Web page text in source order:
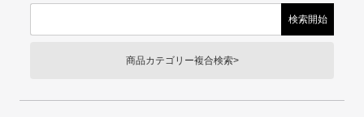
商品カテゴリー複合検索>